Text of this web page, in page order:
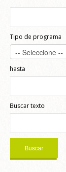
Tipo de programa
hasta
Buscar texto